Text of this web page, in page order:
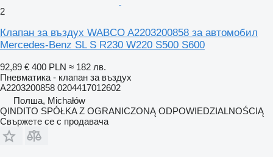
2
Клапан за въздух WABCO A2203200858 за автомобил
Mercedes-Benz SL S R230 W220 S500 S600
92,89 € 400 PLN ≈ 182 лв.
Пневматика - клапан за въздух
A2203200858 0204417012602
Полша, Michałów
QINDITO SPÓŁKA Z OGRANICZONĄ ODPOWIEDZIALNOŚCIĄ
Свържете се с продавача